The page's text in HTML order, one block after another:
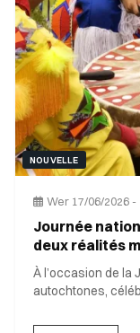
NOUVELLE
Wer 17/06/2026 -
Journée
deux réalités
À l’occasion de la
autochtones,